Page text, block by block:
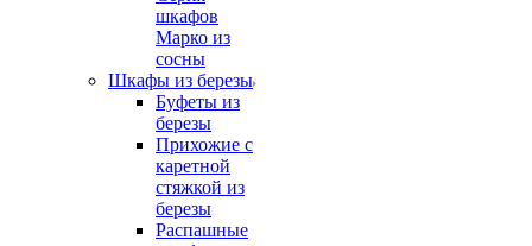
шкафов
Марко из
сосны
Шкафы из березы
Буфеты из
березы
Прихожие с
каретной
стяжкой из
березы
Распашные